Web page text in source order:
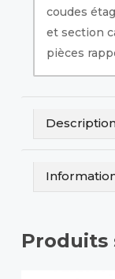
coudes
et section
pièces
Produits